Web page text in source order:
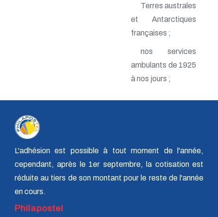
n° 127 - Avril 2006
n° 126 - Janvier 2006
n° 124 - Juillet 2005
n° 123 - Avril 2005
n° 121 - Octobre 2004
Terres australes
et Antarctiques
françaises ;
nos services
ambulants de 1925
à nos jours ;
L'adhésion est possible à tout moment de l'année,
cependant, après le 1er septembre, la cotisation est
réduite au tiers de son montant pour le reste de l'année
en cours.
Philapostel